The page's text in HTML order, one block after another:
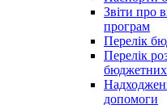
Звіти про
програм
Перелік
Перелік
бюджетних
допомоги